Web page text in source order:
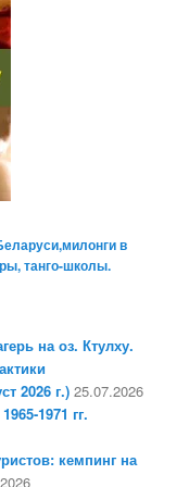
на оз. Ктулху.
2026 г.) 25.07.2026
1971 гг.
кемпинг на